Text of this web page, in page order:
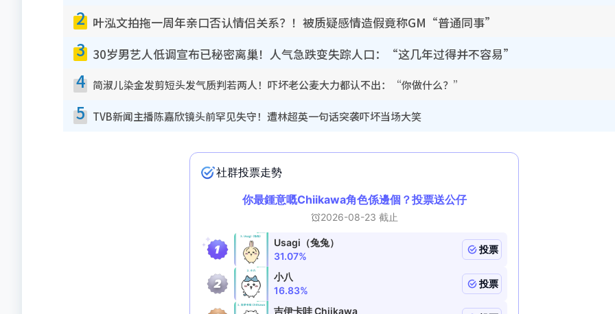
2 叶泓文拍拖一周年亲口否认情侣关系？！被质疑感情造假竟称GM“普通同事”
3 30岁男艺人低调宣布已秘密离巢！人气急跌变失踪人口：“这几年过得并不容易”
4 简淑儿染金发剪短头发气质判若两人！吓坏老公麦大力都认不出：“你做什么？”
5 TVB新闻主播陈嘉欣镜头前罕见失守！遭林超英一句话突袭吓坏当场大笑